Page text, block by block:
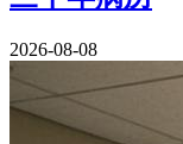
2026-08-08